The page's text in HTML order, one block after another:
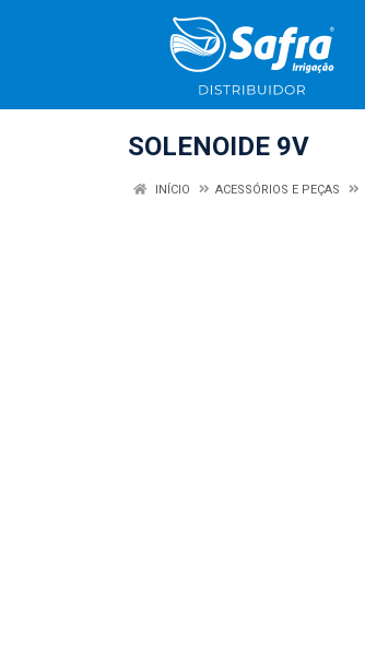
SOLENOIDE 9V
INÍCIO ACESSÓRIOS E PEÇAS